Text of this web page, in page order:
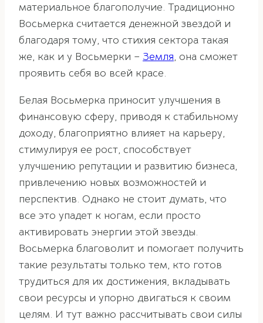
материальное благополучие. Традиционно
Восьмерка считается денежной звездой и
благодаря тому, что стихия сектора такая
же, как и у Восьмерки – Земля, она сможет
проявить себя во всей красе.
Белая Восьмерка приносит улучшения в
финансовую сферу, приводя к стабильному
доходу, благоприятно влияет на карьеру,
стимулируя ее рост, способствует
улучшению репутации и развитию бизнеса,
привлечению новых возможностей и
перспектив. Однако не стоит думать, что
все это упадет к ногам, если просто
активировать энергии этой звезды.
Восьмерка благоволит и помогает получить
такие результаты только тем, кто готов
трудиться для их достижения, вкладывать
свои ресурсы и упорно двигаться к своим
целям. И тут важно рассчитывать свои силы